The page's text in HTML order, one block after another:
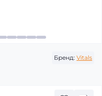
Бренд: Vitals